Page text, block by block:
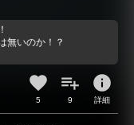
無いのか！？
5 9
info
詳細